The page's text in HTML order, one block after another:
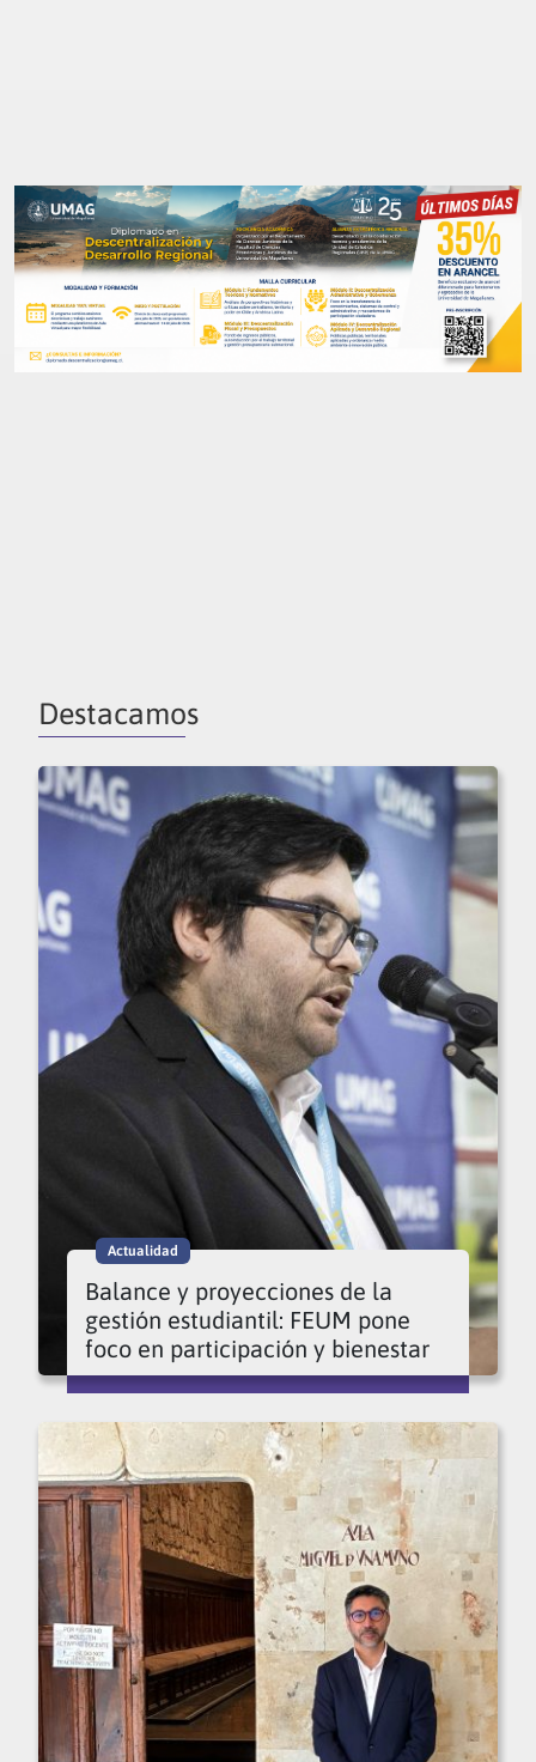
Destacamos
Actualidad
Balance y proyecciones de la
gestión estudiantil: FEUM pone
foco en participación y bienestar